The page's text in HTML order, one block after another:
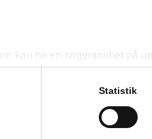
kan ha en noggrannhet på
för specifika kännetecken
och ställ in dina
förklaringen.
Statistik
MÄSSOR